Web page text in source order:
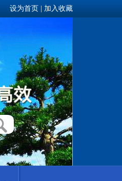
设为首页 加入收藏